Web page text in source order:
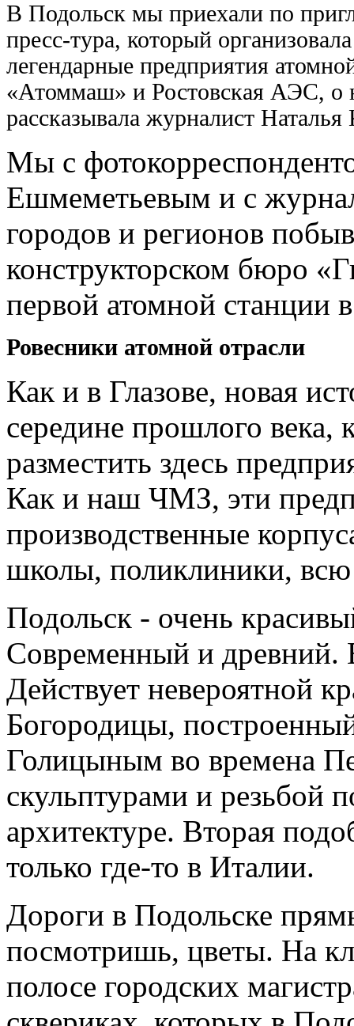
В Подольск мы приехали по
пресс-тура, который
легендарные предприятия
«Атоммаш» и Ростовская АЭС, о
рассказывала журналист Наталья
Мы с
Ешмеметьевым и с
городов и регионов
конструкторском бюро
первой атомной станции
Ровесники атомной отрасли
Как и в Глазове, новая
середине прошлого века,
разместить здесь
Как и наш ЧМЗ, эти
производственные
школы, поликлиники,
Подольск - очень
Современный и древний.
Действует невероятной
Богородицы,
Голицыным во времена
скульптурами и резьбой
архитектуре. Вторая
только где-то в Италии.
Дороги в Подольске
посмотришь, цветы. На
полосе городских